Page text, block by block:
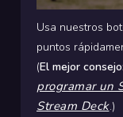
Usa nuestros
puntos
(El mejor consejo:
programar un
Stream Deck.)